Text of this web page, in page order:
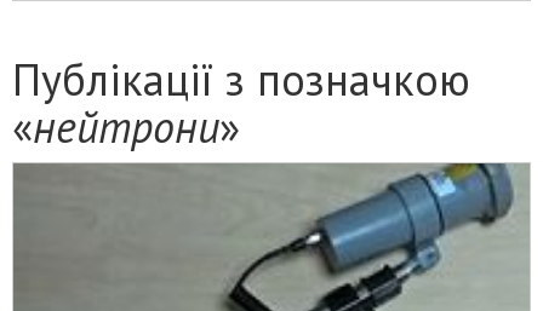
Публікації з позначкою
«нейтрони»